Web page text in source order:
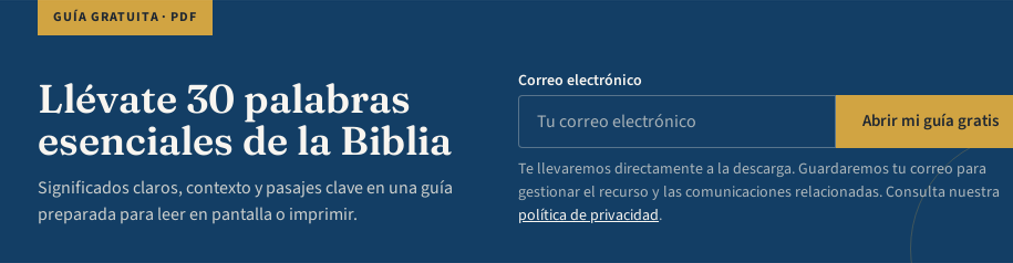
GUÍA GRATUITA · PDF
Llévate 30 palabras
esenciales de la Biblia
Significados claros, contexto y pasajes clave en una guía
preparada para leer en pantalla o imprimir.
Correo electrónico
Abrir mi guía gratis
Te llevaremos directamente a la descarga. Guardaremos tu correo para
gestionar el recurso y las comunicaciones relacionadas. Consulta nuestra
política de privacidad.